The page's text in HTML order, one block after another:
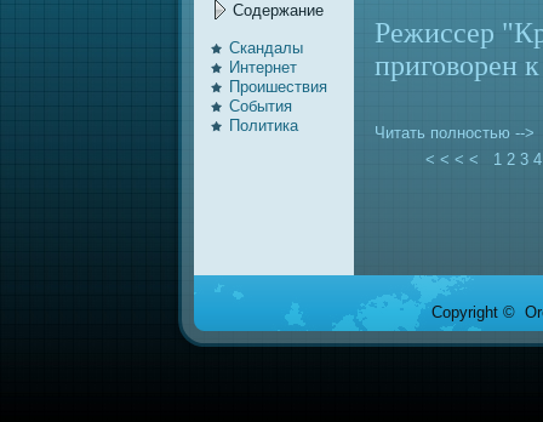
Содержание
Скандалы
Интернeт
Проишествия
События
Политика
Режиссер
приговорен
Читать полностью -->
< < < <
1 2 3 4
Copyright ©